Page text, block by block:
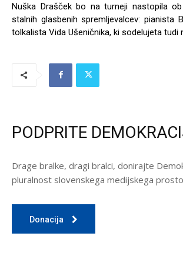
Nuška Drašček bo na turneji nastopila
stalnih glasbenih spremljevalcev: pianista
tolkalista Vida Ušeničnika, ki sodelujeta tudi
PODPRITE
Drage bralke, dragi bralci, donirajte
pluralnost slovenskega medijskega
Donacija